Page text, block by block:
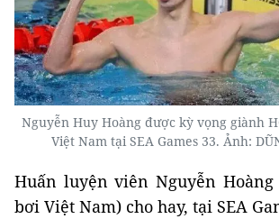
Nguyễn Huy Hoàng được kỳ vọng giành
Việt Nam tại SEA Games 33. Ảnh:
Huấn luyện viên Nguyễn
bơi Việt Nam) cho hay, tại SEA